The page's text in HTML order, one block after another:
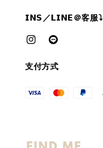
𝗜𝗡𝗦／𝗟𝗜𝗡𝗘＠客服⤵︎
支付方式